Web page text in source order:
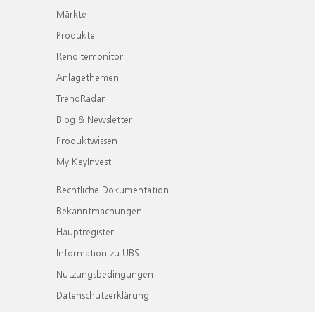
Märkte
Produkte
Renditemonitor
Anlagethemen
TrendRadar
Blog & Newsletter
Produktwissen
My KeyInvest
Rechtliche Dokumentation
Bekanntmachungen
Hauptregister
Information zu UBS
Nutzungsbedingungen
Datenschutzerklärung